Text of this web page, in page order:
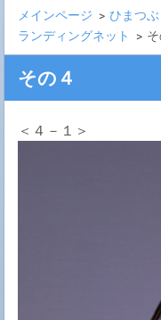
メインページ > ひまつぶ
ランディングネット >
その４
＜４－１＞